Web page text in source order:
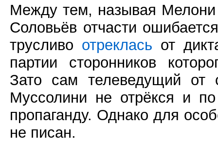
Между тем, называя
Соловьёв отчасти
трусливо отреклась от
партии сторонников
Зато сам телеведущий от
Муссолини не отрёкся и
пропаганду. Однако для
не писан.